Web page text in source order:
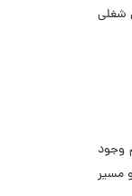
شغلی
وجود
مسیر